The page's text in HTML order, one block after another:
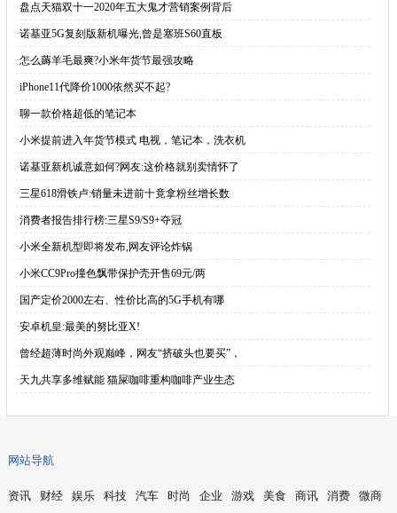
·盘点天猫双十一2020年五大鬼才营销案例背后
·诺基亚5G复刻版新机曝光,曾是塞班S60直板
·怎么薅羊毛最爽?小米年货节最强攻略
·iPhone11代降价1000依然买不起?
·聊一款价格超低的笔记本
·小米提前进入年货节模式 电视，笔记本，洗衣机
·诺基亚新机诚意如何?网友:这价格就别卖情怀了
·三星618滑铁卢:销量未进前十竟拿粉丝增长数
·消费者报告排行榜:三星S9/S9+夺冠
·小米全新机型即将发布,网友评论炸锅
·小米CC9Pro撞色飘带保护壳开售69元/两
· 国产定价2000左右、性价比高的5G手机有哪
·安卓机皇:最美的努比亚X!
·曾经超薄时尚外观巅峰，网友“挤破头也要买”，
·天九共享多维赋能 猫屎咖啡重构咖啡产业生态
网站导航
资讯 财经 娱乐 科技 汽车 时尚 企业 游戏 美食 商讯 消费 微商